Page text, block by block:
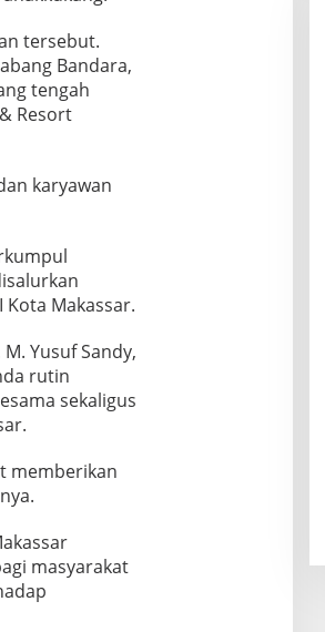
tersebut.
Bandara,
tengah
Resort
karyawan
Makassar.
M. Yusuf Sandy,
rutin
sekaligus
memberikan
masyarakat